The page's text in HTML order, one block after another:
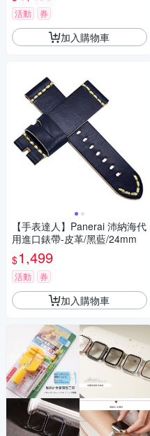
活動 券
加入購物車
【手表達人】Panerai 沛納海代
用進口錶帶-皮革/黑藍/24mm
$1,499
活動 券
加入購物車